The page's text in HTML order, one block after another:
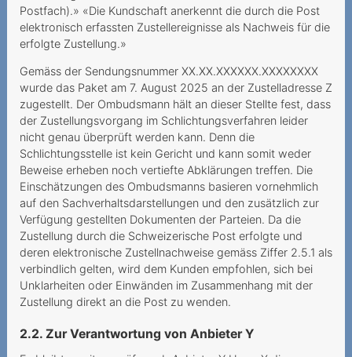
Postfach).» «Die Kundschaft anerkennt die durch die Post
elektronisch erfassten Zustellereignisse als Nachweis für die
erfolgte Zustellung.»
Gemäss der Sendungsnummer XX.XX.XXXXXX.XXXXXXXX
wurde das Paket am 7. August 2025 an der Zustelladresse Z
zugestellt. Der Ombudsmann hält an dieser Stellte fest, dass
der Zustellungsvorgang im Schlichtungsverfahren leider
nicht genau überprüft werden kann. Denn die
Schlichtungsstelle ist kein Gericht und kann somit weder
Beweise erheben noch vertiefte Abklärungen treffen. Die
Einschätzungen des Ombudsmanns basieren vornehmlich
auf den Sachverhaltsdarstellungen und den zusätzlich zur
Verfügung gestellten Dokumenten der Parteien. Da die
Zustellung durch die Schweizerische Post erfolgte und
deren elektronische Zustellnachweise gemäss Ziffer 2.5.1 als
verbindlich gelten, wird dem Kunden empfohlen, sich bei
Unklarheiten oder Einwänden im Zusammenhang mit der
Zustellung direkt an die Post zu wenden.
2.2. Zur Verantwortung von Anbieter Y
kostenpflichtig
2022
Zur Drosselung der
Datengeschwindigkeit im
Ausland
Doch kein „unlimitiertes
Internet“
Illimitato non significa
limitato
Unlauteres und
irreführendes Vorgehen
Confusion totale menant la
demande de portage à
l’échec